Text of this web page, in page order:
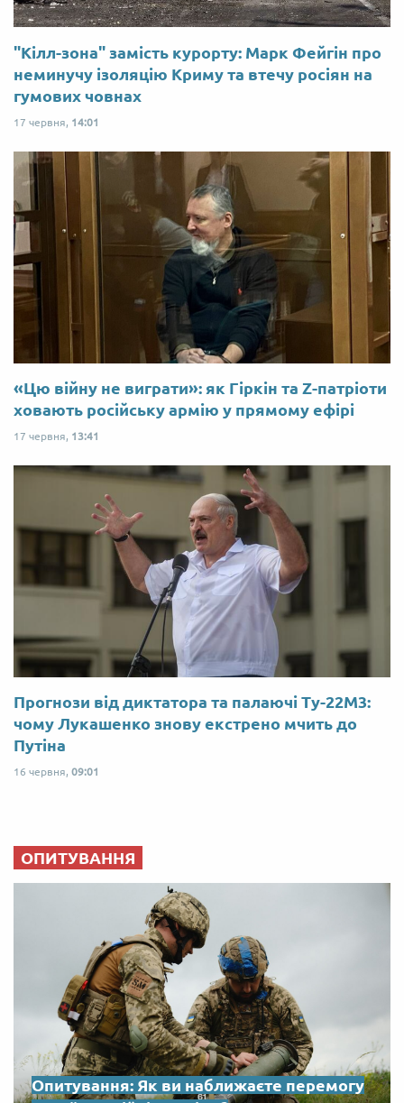
"Кілл-зона" замість курорту: Марк Фейгін про
неминучу ізоляцію Криму та втечу росіян на
гумових човнах
17 червня, 14:01
«Цю війну не виграти»: як Гіркін та Z-патріоти
ховають російську армію у прямому ефірі
17 червня, 13:41
Прогнози від диктатора та палаючі Ту-22М3:
чому Лукашенко знову екстрено мчить до
Путіна
16 червня, 09:01
ОПИТУВАННЯ
Опитування: Як ви наближаєте перемогу